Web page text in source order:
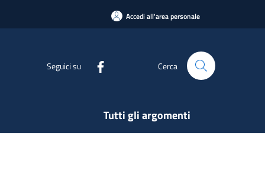
Accedi all'area personale
Seguici su Cerca
Tutti gli argomenti